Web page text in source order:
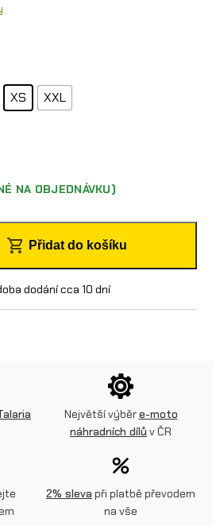
XS XXL
NA OBJEDNÁVKU)
Přidat do košíku
dodání cca 10 dní
Největší výběre-moto
náhradních dílů v ČR
2% sleva při platbě převodem
na vše